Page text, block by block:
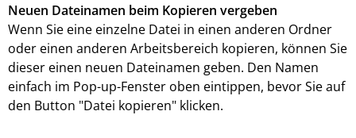
Neuen Dateinamen beim Kopieren vergeben
Wenn Sie eine einzelne Datei in einen anderen Ordner
oder einen anderen Arbeitsbereich kopieren, können Sie
dieser einen neuen Dateinamen geben. Den Namen
einfach im Pop-up-Fenster oben eintippen, bevor Sie auf
den Button "Datei kopieren" klicken.